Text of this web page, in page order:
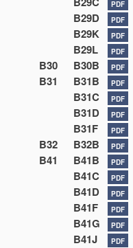
PDF
B29D PDF
B29K PDF
B29L PDF
B30 B30B PDF
B31 B31B PDF
B31C PDF
B31D PDF
B31F PDF
B32 B32B PDF
B41 B41B PDF
B41C PDF
B41D PDF
B41F PDF
B41G PDF
B41J PDF